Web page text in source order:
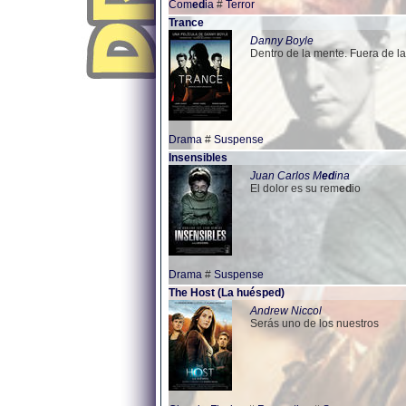
Comedia # Terror
Trance
Danny Boyle
Dentro de la mente. Fuera de
Drama # Suspense
Insensibles
Juan Carlos Medina
El dolor es su remedio
Drama # Suspense
The Host (La huésped)
Andrew Niccol
Serás uno de los nuestros